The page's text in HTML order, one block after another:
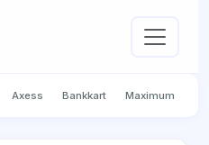
Axess Bankkart Maximum